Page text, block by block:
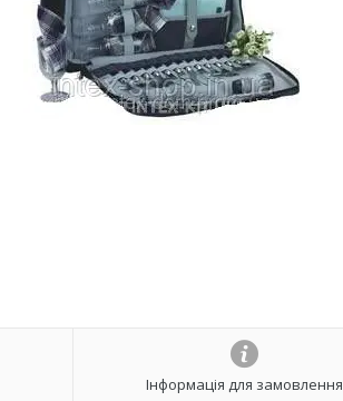
Інформація для замовлення